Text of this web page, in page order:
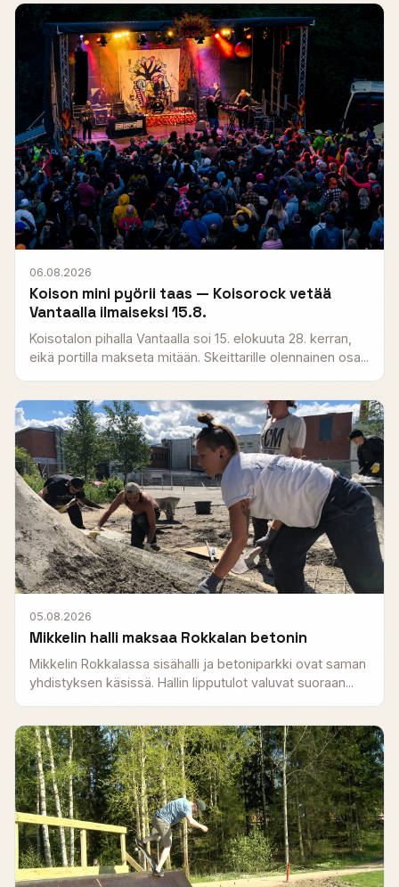
06.08.2026
Koison mini pyörii taas — Koisorock vetää
Vantaalla ilmaiseksi 15.8.
Koisotalon pihalla Vantaalla soi 15. elokuuta 28. kerran,
eikä portilla makseta mitään. Skeittarille olennainen osa...
05.08.2026
Mikkelin halli maksaa Rokkalan betonin
Mikkelin Rokkalassa sisähalli ja betoniparkki ovat saman
yhdistyksen käsissä. Hallin lipputulot valuvat suoraan...